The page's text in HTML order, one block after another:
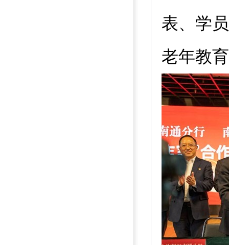
表、学
老年教